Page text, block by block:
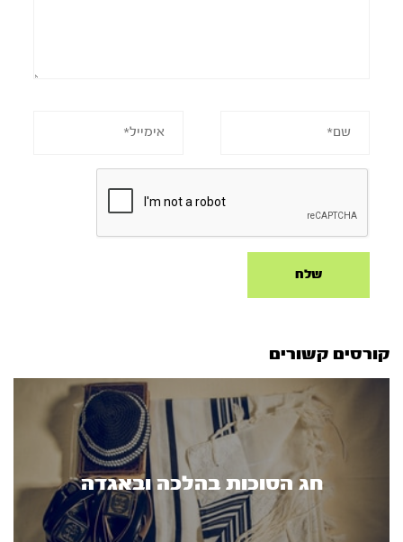
קורסים קשורים
חג הסוכות בהלכה ובאגדה